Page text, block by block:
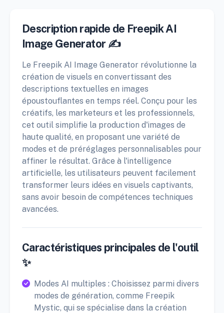
Description rapide de Freepik AI
Image Generator ✍️
Le Freepik AI Image Generator révolutionne la
création de visuels en convertissant des
descriptions textuelles en images
époustouflantes en temps réel. Conçu pour les
créatifs, les marketeurs et les professionnels,
cet outil simplifie la production d'images de
haute qualité, en proposant une variété de
modes et de préréglages personnalisables pour
affiner le résultat. Grâce à l'intelligence
artificielle, les utilisateurs peuvent facilement
transformer leurs idées en visuels captivants,
sans avoir besoin de compétences techniques
avancées.
Caractéristiques principales de l'outil
✨
Modes AI multiples : Choisissez parmi divers
modes de génération, comme Freepik
Mystic, qui se spécialise dans la création